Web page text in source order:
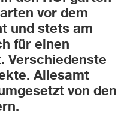
vor dem
und stets am
für einen
Verschiedenste
Allesamt
von den